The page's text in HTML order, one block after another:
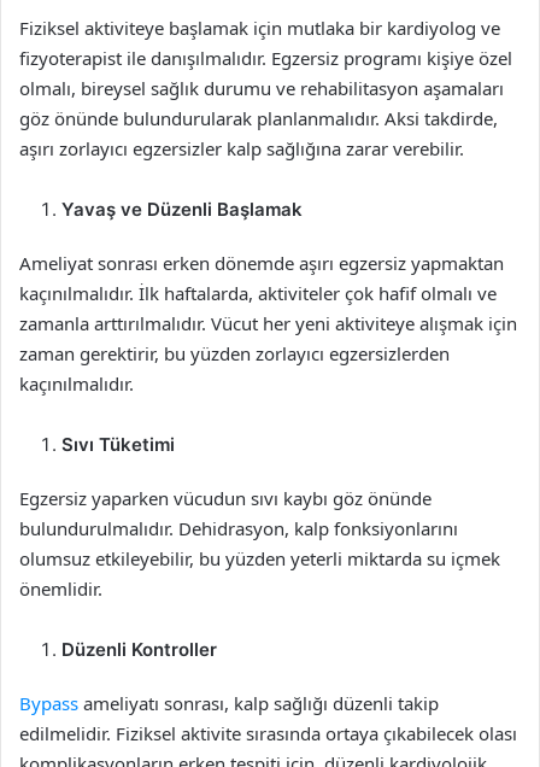
Fiziksel aktiviteye başlamak için mutlaka bir kardiyolog ve
fizyoterapist ile danışılmalıdır. Egzersiz programı kişiye özel
olmalı, bireysel sağlık durumu ve rehabilitasyon aşamaları
göz önünde bulundurularak planlanmalıdır. Aksi takdirde,
aşırı zorlayıcı egzersizler kalp sağlığına zarar verebilir.
Yavaş ve Düzenli Başlamak
Ameliyat sonrası erken dönemde aşırı egzersiz yapmaktan
kaçınılmalıdır. İlk haftalarda, aktiviteler çok hafif olmalı ve
zamanla arttırılmalıdır. Vücut her yeni aktiviteye alışmak için
zaman gerektirir, bu yüzden zorlayıcı egzersizlerden
kaçınılmalıdır.
Sıvı Tüketimi
Egzersiz yaparken vücudun sıvı kaybı göz önünde
bulundurulmalıdır. Dehidrasyon, kalp fonksiyonlarını
olumsuz etkileyebilir, bu yüzden yeterli miktarda su içmek
önemlidir.
Düzenli Kontroller
Bypass ameliyatı sonrası, kalp sağlığı düzenli takip
edilmelidir. Fiziksel aktivite sırasında ortaya çıkabilecek olası